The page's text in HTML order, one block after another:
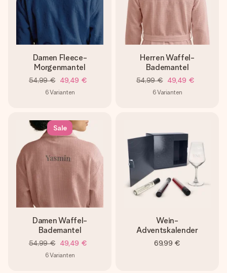
Damen Fleece-
Morgenmantel
54,99 € 49,49 €
6Varianten
Herren Waffel-
Bademantel
54,99 € 49,49 €
6Varianten
Sale
Damen Waffel-
Bademantel
54,99 € 49,49 €
6Varianten
Wein-
Adventskalender
69,99 €